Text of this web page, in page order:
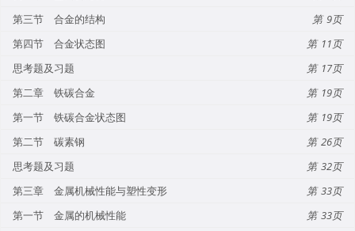
第三节 合金的结构
9
第四节 合金状态图
11
思考题及习题
17
第二章 铁碳合金
19
第一节 铁碳合金状态图
19
第二节 碳素钢
26
思考题及习题
32
第三章 金属机械性能与塑性变形
33
第一节 金属的机械性能
33